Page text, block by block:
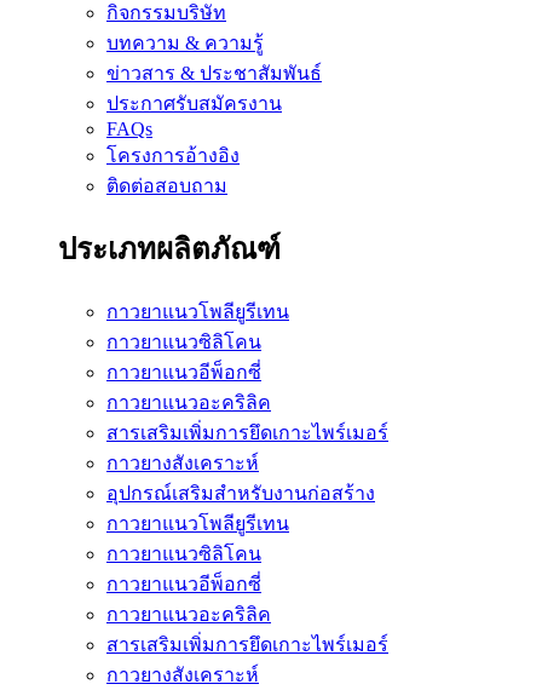
กิจกรรมบริษัท
บทความ & ความรู้
ข่าวสาร & ประชาสัมพันธ์
ประกาศรับสมัครงาน
FAQs
โครงการอ้างอิง
ติดต่อสอบถาม
ประเภทผลิตภัณฑ์
กาวยาแนวโพลียูรีเทน
กาวยาแนวซิลิโคน
กาวยาแนวอีพ็อกซี่
กาวยาแนวอะคริลิค
สารเสริมเพิ่มการยึดเกาะไพร์เมอร์
กาวยางสังเคราะห์
อุปกรณ์เสริมสำหรับงานก่อสร้าง
กาวยาแนวโพลียูรีเทน
กาวยาแนวซิลิโคน
กาวยาแนวอีพ็อกซี่
กาวยาแนวอะคริลิค
สารเสริมเพิ่มการยึดเกาะไพร์เมอร์
กาวยางสังเคราะห์